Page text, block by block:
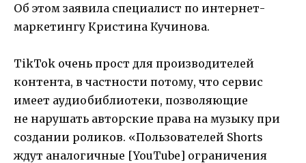
Об этом заявила специалист по интернет-
маркетингу Кристина Кучинова.
TikTok очень прост для производителей
контента, в частности потому, что сервис
имеет аудиобиблиотеки, позволяющие
не нарушать авторские права на музыку при
создании роликов. «Пользователей Shorts
ждут аналогичные [YouTube] ограничения